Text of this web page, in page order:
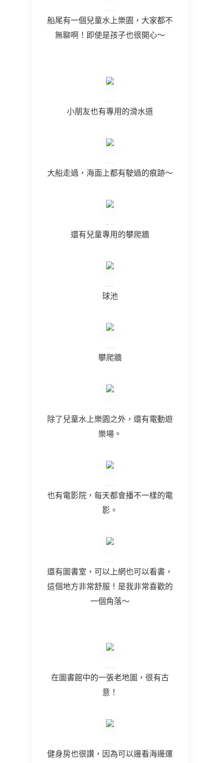
船尾有一個兒童水上樂園，大家都不
無聊啊！即使是孩子也很開心～
小朋友也有專用的滑水道
大船走過，海面上都有駛過的痕跡～
還有兒童專用的攀爬牆
球池
攀爬牆
除了兒童水上樂園之外，還有電動遊
樂場。
也有電影院，每天都會播不一樣的電
影。
還有圖書室，可以上網也可以看書，
這個地方非常舒服！是我非常喜歡的
一個角落～
在圖書館中的一張老地圖，很有古
意！
健身房也很讚，因為可以邊看海邊運